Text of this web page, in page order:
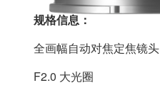
规格信息：
全画幅自动对焦定焦镜头
F2.0 大光圈